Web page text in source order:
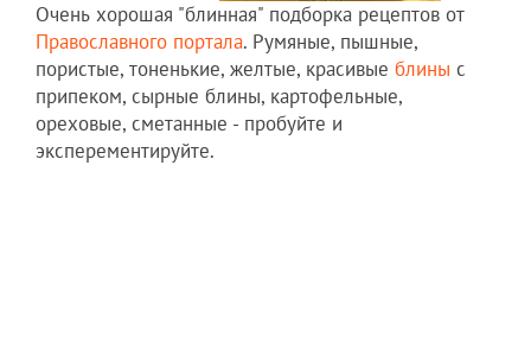
Очень хорошая "блинная" подборка рецептов от
Православного портала. Румяные, пышные,
пористые, тоненькие, желтые, красивые блины с
припеком, сырные блины, картофельные,
ореховые, сметанные - пробуйте и
эксперементируйте.